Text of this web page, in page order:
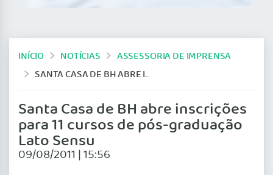
INÍCIO NOTÍCIAS
ASSESSORIA DE IMPRENSA
SANTA CASA DE BH ABRE INSCRIÇÕES PARA 11 CURSOS DE PÓS-GRADUAÇÃO LATO SENSU
Santa Casa de BH abre inscrições
para 11 cursos de pós-graduação
Lato Sensu
09/08/2011 | 15:56